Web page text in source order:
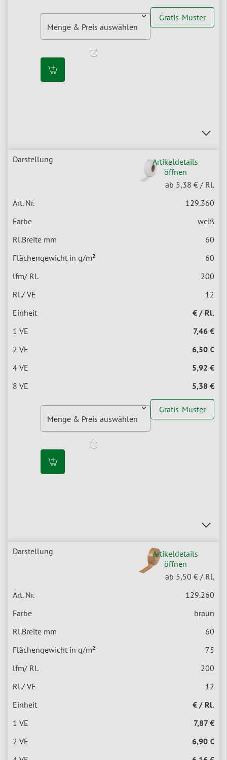
Gratis-Muster
Artikeldetails
öffnen
ab 5,38 € / Rl.
129.360
weiß
60
60
200
12
€ / Rl.
7,46 €
6,50 €
5,92 €
5,38 €
Gratis-Muster
Artikeldetails
öffnen
ab 5,50 € / Rl.
129.260
braun
60
75
200
12
€ / Rl.
7,87 €
6,90 €